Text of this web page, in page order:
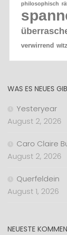
philosophisch
verwirrend
WAS ES NEUES
Yesteryear
August 2, 2026
Caro Claire
August 2, 2026
Querfeldein
August 1, 2026
NEUESTE